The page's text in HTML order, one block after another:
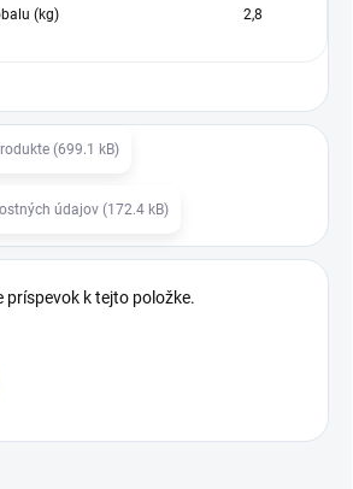
(kg) 2,8
(699.1 kB)
údajov (172.4 kB)
príspevok k tejto položke.